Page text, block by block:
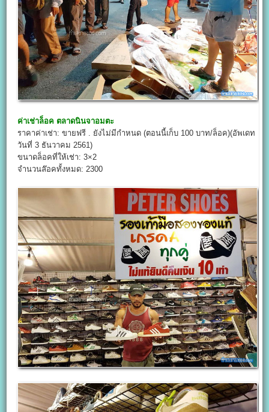
ค่าเช่าล็อค ตลาดนินจาอมตะ
ราคาค่าเช่า: ขายฟรี . ยังไม่มีกำหนด (ตอนนี้เก็บ 100 บาท/ล็อค)(อัพเดท
วันที่ 3 ธันวาคม 2561)
ขนาดล็อคที่ให้เช่า: 3×2
จำนวนล๊อคทั้งหมด: 2300